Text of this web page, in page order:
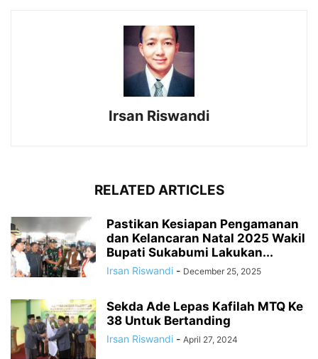
Irsan Riswandi
RELATED ARTICLES
Pastikan Kesiapan Pengamanan
dan Kelancaran Natal 2025 Wakil
Bupati Sukabumi Lakukan...
Irsan Riswandi - December 25, 2025
Sekda Ade Lepas Kafilah MTQ Ke
38 Untuk Bertanding
Irsan Riswandi - April 27, 2024